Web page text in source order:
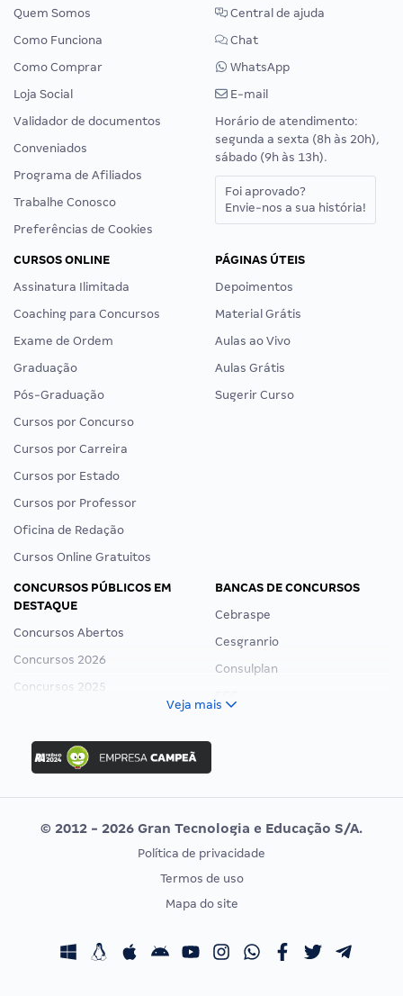
Quem Somos
Como Funciona
Como Comprar
Loja Social
Validador de documentos
Conveniados
Programa de Afiliados
Trabalhe Conosco
Preferências de Cookies
Central de ajuda
Chat
WhatsApp
E-mail
Horário de atendimento:
segunda a sexta (8h às 20h),
sábado (9h às 13h).
Foi aprovado?
Envie-nos a sua história!
CURSOS ONLINE
Assinatura Ilimitada
Coaching para Concursos
Exame de Ordem
Graduação
Pós-Graduação
Cursos por Concurso
Cursos por Carreira
Cursos por Estado
Cursos por Professor
Oficina de Redação
Cursos Online Gratuitos
PÁGINAS ÚTEIS
Depoimentos
Material Grátis
Aulas ao Vivo
Aulas Grátis
Sugerir Curso
CONCURSOS PÚBLICOS EM
DESTAQUE
Concursos Abertos
Concursos 2026
Concursos 2025
Concurso Ibama
Concurso MPU
Editais publicados
BANCAS DE CONCURSOS
Cebraspe
Cesgranrio
Consulplan
Vunesp
CONCURSOS POR PROFISSÃO
Concursos Fiscais
EXAME DE ORDEM
Calendário OAB
Veja mais
© 2012 - 2026 Gran Tecnologia e Educação S/A.
Política de privacidade
Termos de uso
Mapa do site